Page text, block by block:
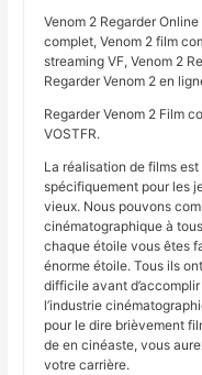
Venom 2 Regarder
complet, Venom 2 film
streaming VF, Venom 2
Regarder Venom 2 en
Regarder Venom 2 Film
VOSTFR.
La réalisation de films
spécifiquement pour les
vieux. Nous pouvons
cinématographique à
chaque étoile vous êtes
énorme étoile. Tous ils
difficile avant
l’industrie
pour le dire brièvement
de en cinéaste, vous
votre carrière.